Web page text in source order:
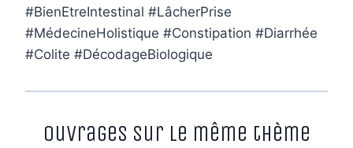
#BienEtreIntestinal #LâcherPrise
#MédecineHolistique #Constipation #Diarrhée
#Colite #DécodageBiologique
Ouvrages sur le même thème